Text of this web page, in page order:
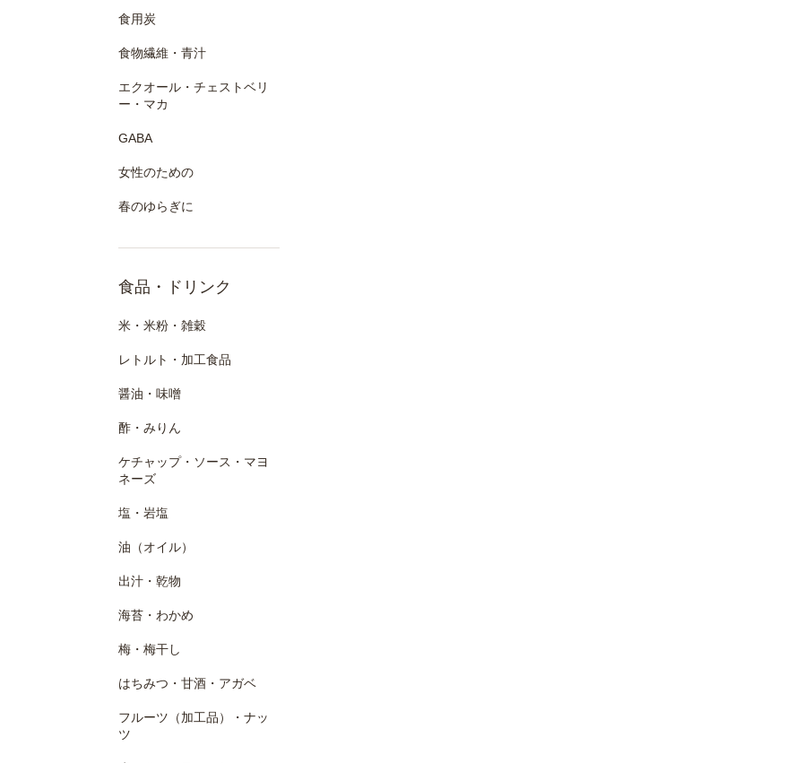
食用炭
食物繊維・青汁
エクオール・チェストベリ
ー・マカ
GABA
女性のための
春のゆらぎに
食品・ドリンク
米・米粉・雑穀
レトルト・加工食品
醤油・味噌
酢・みりん
ケチャップ・ソース・マヨ
ネーズ
塩・岩塩
油（オイル）
出汁・乾物
海苔・わかめ
梅・梅干し
はちみつ・甘酒・アガベ
フルーツ（加工品）・ナッ
ツ